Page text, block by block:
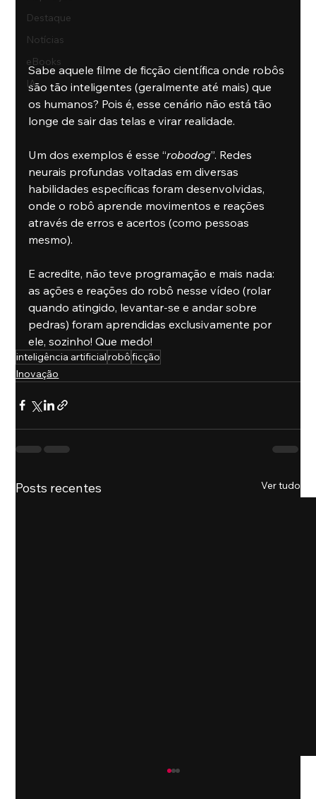
Destaque
Notícias
eBooks
IA
Sabe aquele filme de ficção científica onde robôs
são tão inteligentes (geralmente até mais) que
os humanos? Pois é, esse cenário não está tão
longe de sair das telas e virar realidade.
Um dos exemplos é esse “robodog”. Redes
neurais profundas voltadas em diversas
habilidades específicas foram desenvolvidas,
onde o robô aprende movimentos e reações
através de erros e acertos (como pessoas
mesmo).
E acredite, não teve programação e mais nada:
as ações e reações do robô nesse vídeo (rolar
quando atingido, levantar-se e andar sobre
pedras) foram aprendidas exclusivamente por
ele, sozinho! Que medo!
inteligência artificialrobôficção
Inovação
Posts recentes Ver tudo